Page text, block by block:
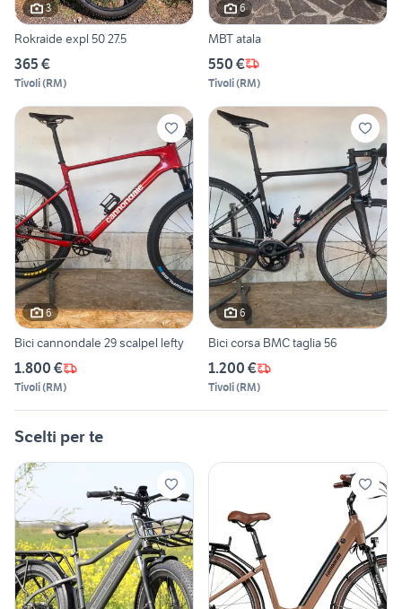
3
Rokraide expl 50 27.5
365 €
Tivoli(RM)
6
MBT atala
550 €
Tivoli(RM)
6
Bici cannondale 29 scalpel lefty
1.800 €
Tivoli(RM)
6
Bici corsa BMC taglia 56
1.200 €
Tivoli(RM)
Scelti per te